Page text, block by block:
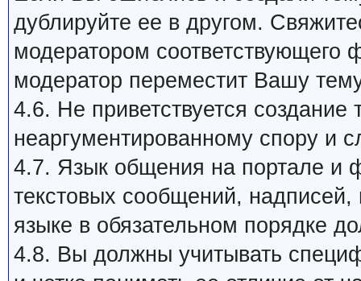
дублируйте ее в другом.
модератором
модератор переместит Вашу
4.6. Не приветствуется
неаргументированному спору и
4.7. Язык общения на портале и
текстовых сообщений,
языке в обязательном порядке
4.8. Вы должны учитывать